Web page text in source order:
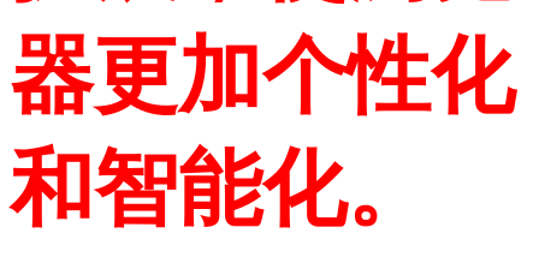
器更加个性化
和智能化。